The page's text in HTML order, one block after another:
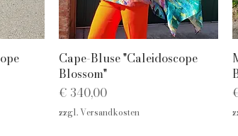
Schnellansicht
Cape-Bluse "Caleidoscope
Blossom"
Preis
€ 340,00
zzgl. Versandkosten